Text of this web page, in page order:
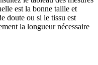
est la bonne taille et
doute ou si le tissu est
la longueur nécessaire